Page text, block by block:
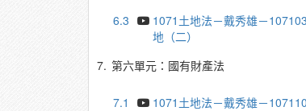
6.3
1071土地法－戴秀雄－
地（二）
7. 第六單元：國有財產法
7.1
1071土地法－戴秀雄－